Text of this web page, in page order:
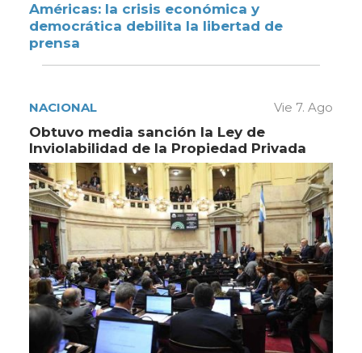
Américas: la crisis económica y
democrática debilita la libertad de
prensa
NACIONAL Vie 7. Ago
Obtuvo media sanción la Ley de
Inviolabilidad de la Propiedad Privada